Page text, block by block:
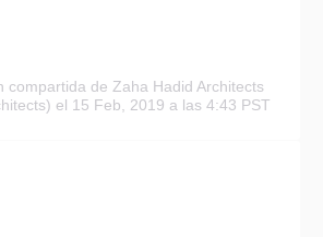
compartida de Zaha Hadid Architects
el 15 Feb, 2019 a las 4:43 PST